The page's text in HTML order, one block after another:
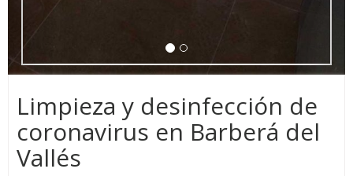
Limpieza y desinfección de
coronavirus en Barberá del
Vallés